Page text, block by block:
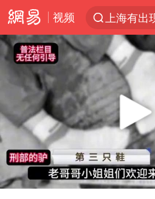
视频
上海有出
王传君 《
Play